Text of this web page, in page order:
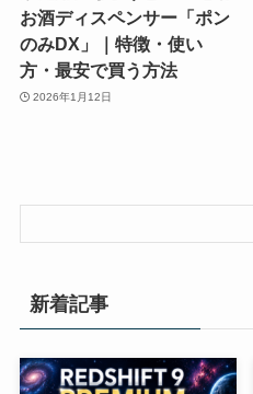
お酒ディスペンサー「ポン
のみDX」｜特徴・使い
方・最安で買う方法
2026年1月12日
新着記事